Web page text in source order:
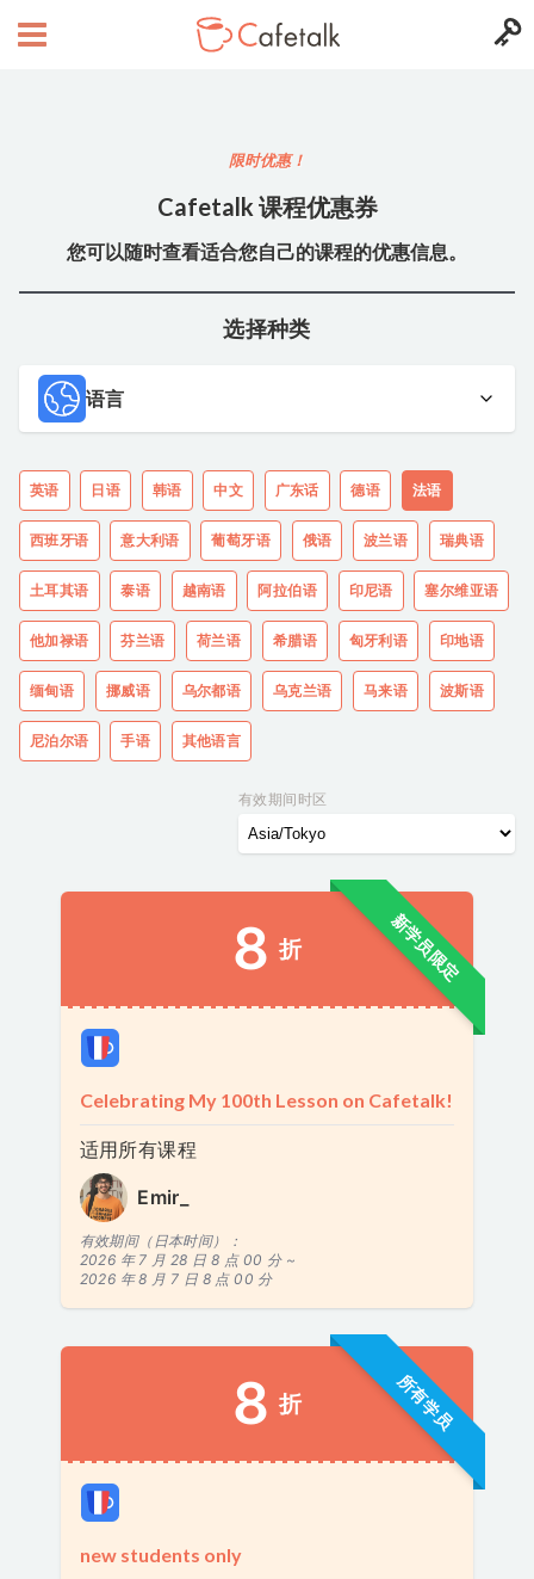
限时优惠！
Cafetalk 课程优惠券
您可以随时查看适合您自己的课程的优惠信息。
选择种类
语言
英语 日语 韩语 中文 广东话 德语 法语
西班牙语 意大利语 葡萄牙语 俄语 波兰语 瑞典语
土耳其语 泰语 越南语 阿拉伯语 印尼语 塞尔维亚语
他加禄语 芬兰语 荷兰语 希腊语 匈牙利语 印地语
缅甸语 挪威语 乌尔都语 乌克兰语 马来语 波斯语
尼泊尔语 手语 其他语言
有效期间时区
新学员限定
8 折
Celebrating My 100th Lesson on Cafetalk!
适用所有课程
Emir_
有效期间（日本时间）：
2026 年 7 月 28 日 8 点 00 分 ~
2026 年 8 月 7 日 8 点 00 分
所有学员
8 折
new students only